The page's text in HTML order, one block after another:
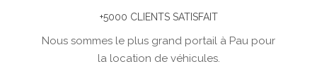
+5000 CLIENTS SATISFAIT
Nous sommes le plus grand portail à Pau pour
la location de véhicules.